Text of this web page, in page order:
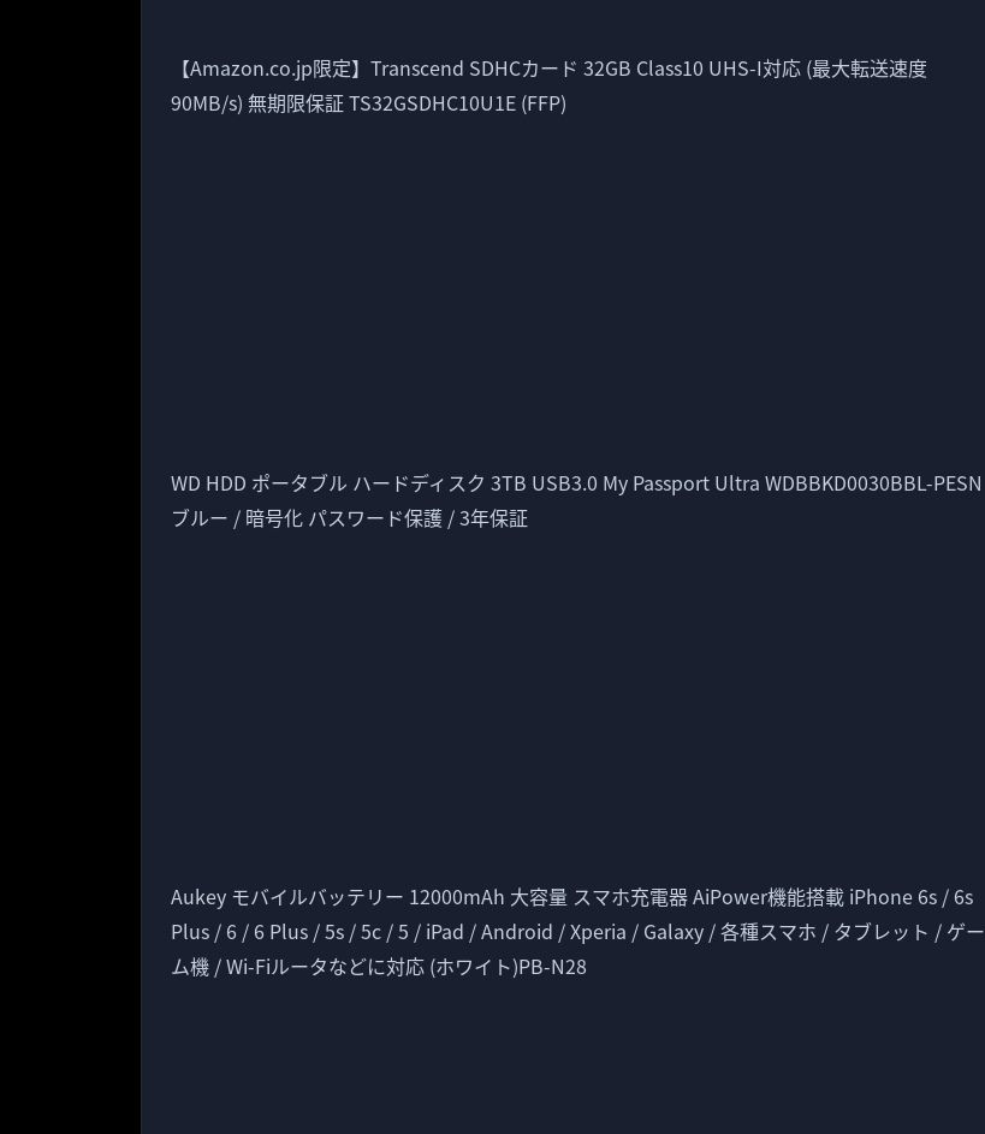
【Amazon.co.jp限定】Transcend SDHCカード 32GB Class10 UHS-I対応 (最大転送速度
90MB/s) 無期限保証 TS32GSDHC10U1E (FFP)
WD HDD ポータブル ハードディスク 3TB USB3.0 My Passport Ultra WDBBKD0030BBL-PESN
ブルー / 暗号化 パスワード保護 / 3年保証
Aukey モバイルバッテリー 12000mAh 大容量 スマホ充電器 AiPower機能搭載 iPhone 6s / 6s
Plus / 6 / 6 Plus / 5s / 5c / 5 / iPad / Android / Xperia / Galaxy / 各種スマホ / タブレット / ゲー
ム機 / Wi-Fiルータなどに対応 (ホワイト)PB-N28